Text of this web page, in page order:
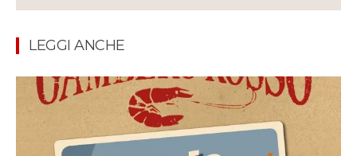
LEGGI ANCHE